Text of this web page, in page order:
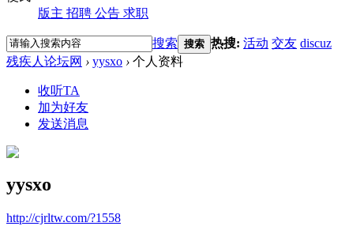
版主 招聘 公告 求职
搜索 搜索 热搜: 活动 交友 discuz
残疾人论坛网 › yysxo › 个人资料
收听TA
加为好友
发送消息
yysxo
http://cjrltw.com/?1558